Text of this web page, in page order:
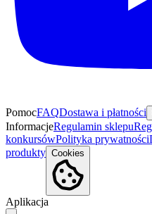
PomocFAQDostawa i płatności
InformacjeRegulamin sklepu
konkursówPolityka prywatności
produkty Cookies
Aplikacja